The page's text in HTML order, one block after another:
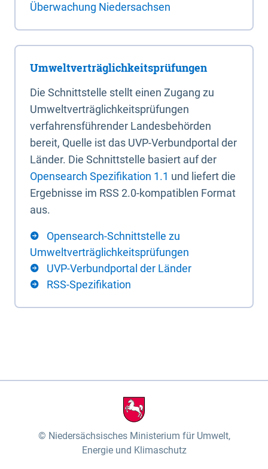
Überwachung Niedersachsen
Umweltverträglichkeitsprüfungen
Die Schnittstelle stellt einen Zugang zu
Umweltverträglichkeitsprüfungen
verfahrensführender Landesbehörden
bereit, Quelle ist das UVP-Verbundportal der
Länder. Die Schnittstelle basiert auf der
Opensearch Spezifikation 1.1 und liefert die
Ergebnisse im RSS 2.0-kompatiblen Format
aus.
Opensearch-Schnittstelle zu
Umweltverträglichkeitsprüfungen
UVP-Verbundportal der Länder
RSS-Spezifikation
Niedersächsisches Ministerium für Umwelt,
Energie und Klimaschutz